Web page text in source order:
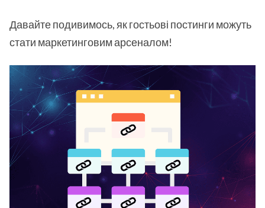
Давайте подивимось, як гостьові постинги можуть
стати маркетинговим арсеналом!